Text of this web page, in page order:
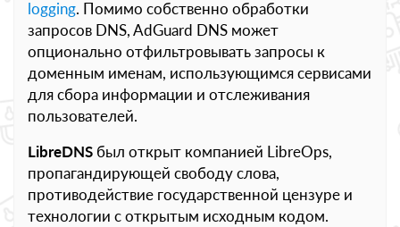
logging. Помимо собственно обработки
запросов DNS, AdGuard DNS может
опционально отфильтровывать запросы к
доменным именам, использующимся сервисами
для сбора информации и отслеживания
пользователей.
LibreDNS был открыт компанией LibreOps,
пропагандирующей свободу слова,
противодействие государственной цензуре и
технологии с открытым исходным кодом.